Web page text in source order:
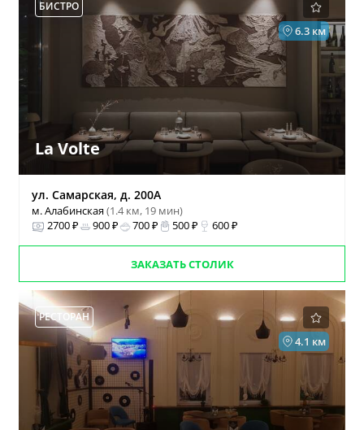
БИСТРО
6.3 км
La Volte
ул. Самарская, д. 200А
м. Алабинская(1.4 км, 19 мин)
2700 ₽
900 ₽ 700 ₽ 500 ₽ 600 ₽
ЗАКАЗАТЬ СТОЛИК
РЕСТОРАН
4.1 км